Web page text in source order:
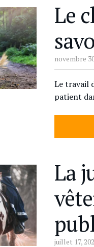
Le
novembre
Le travail
patient
La
juillet 17,